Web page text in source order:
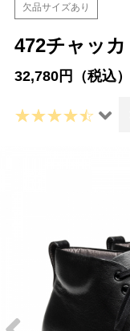
欠品サイズあり
472チャッカ
32,780円（税込）